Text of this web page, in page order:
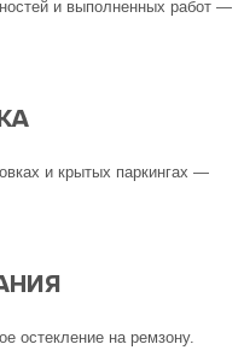
и выполненных работ —
и крытых паркингах —
остекление на ремзону.